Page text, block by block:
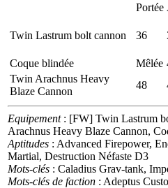
Portée
Twin Lastrum bolt cannon 36
Coque blindée
Mêlée
Twin Arachnus Heavy
Blaze Cannon
48
Equipement: [FW] Twin Lastrum
Arachnus Heavy Blaze Cannon,
Aptitudes : Advanced Firepower,
Martial, Destruction Néfaste D3
Mots-clés : Caladius Grav-tank,
Mots-clés de faction : Adeptus